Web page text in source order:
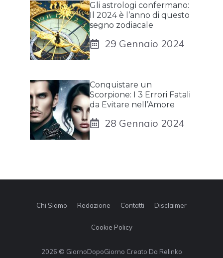
Gli astrologi confermano:
Il 2024 è l’anno di questo
segno zodiacale
29 Gennaio 2024
Conquistare un
Scorpione: I 3 Errori Fatali
da Evitare nell’Amore
28 Gennaio 2024
Chi Siamo Redazione Contatti Disclaimer
Cookie Policy
2026 © GiornoDopoGiorno Creato Da Relinko